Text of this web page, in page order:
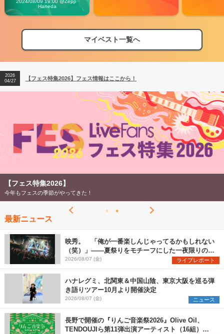
2024/08/09 19:00 @Zepp
Haneda
マイベスト一覧へ
【フェス特集2026】フェス情報はここから！
【ライブ動員ランキング】2026年上半期編発表！
2026
04/27
【フェス特集2026】フェス情報はここから！
2026
【ライブ動員ランキング】2026年上半期編発表！
きた！
最新ニュース
映秀。 「俺が一番楽しんじゃってるかもしれない
（笑）」――夏祭りをモチーフにした一夜限りのス
ペシャルライブ『色祭』レポート
2026/08/07 (金) ライブレポート
ハナレグミ、北関東＆中国山陰、東京大阪を巡る弾
き語りツアー10月より開催決定
2026/08/07 (金) ニュース
長野で開催の『りんご音楽祭2026』Olive Oil、
TENDOUJIら第11弾出演アーティスト（16組）を